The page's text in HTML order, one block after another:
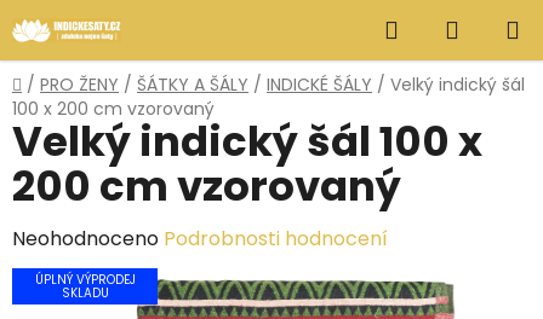
na
obsah
Hledat
KOŠÍK
Domů
/ PRO ŽENY / ŠÁTKY A ŠÁLY / INDICKÉ ŠÁLY / Velký indický šál
100 x 200 cm vzorovaný
Velký indický šál 100 x
200 cm vzorovaný
Průměrné
hodnocení
produktu
Neohodnoceno Podrobnosti hodnocení
ÚPLNÝ VÝPRODEJ
SKLADU